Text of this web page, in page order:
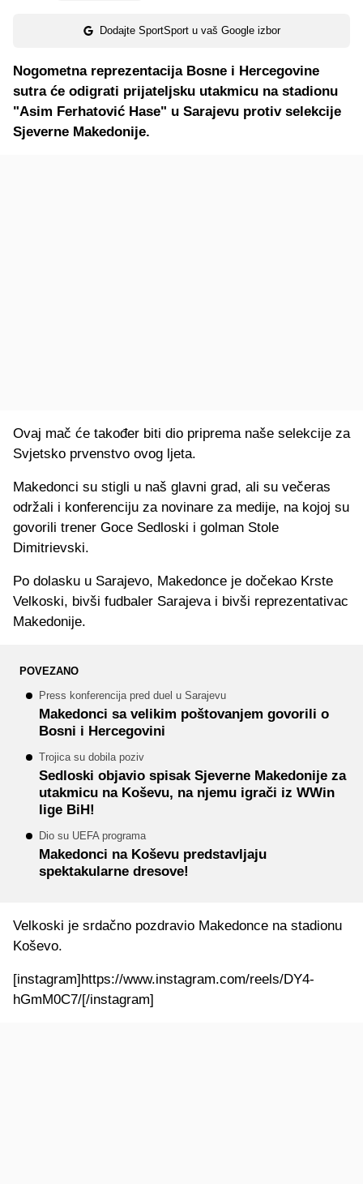
Dodajte SportSport u vaš Google izbor
Nogometna reprezentacija Bosne i Hercegovine
sutra će odigrati prijateljsku utakmicu na stadionu
"Asim Ferhatović Hase" u Sarajevu protiv selekcije
Sjeverne Makedonije.
Ovaj mač će također biti dio priprema naše selekcije za
Svjetsko prvenstvo ovog ljeta.
Makedonci su stigli u naš glavni grad, ali su večeras
održali i konferenciju za novinare za medije, na kojoj su
govorili trener Goce Sedloski i golman Stole
Dimitrievski.
Po dolasku u Sarajevo, Makedonce je dočekao Krste
Velkoski, bivši fudbaler Sarajeva i bivši reprezentativac
Makedonije.
POVEZANO
Press konferencija pred duel u Sarajevu
Makedonci sa velikim poštovanjem govorili o
Bosni i Hercegovini
Trojica su dobila poziv
Sedloski objavio spisak Sjeverne Makedonije za
utakmicu na Koševu, na njemu igrači iz WWin
lige BiH!
Dio su UEFA programa
Makedonci na Koševu predstavljaju
spektakularne dresove!
Velkoski je srdačno pozdravio Makedonce na stadionu
Koševo.
[instagram]https://www.instagram.com/reels/DY4-
hGmM0C7/[/instagram]